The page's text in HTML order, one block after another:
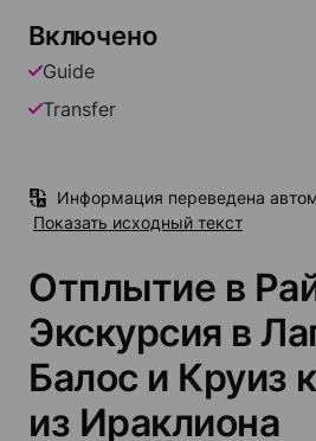
Включено
Guide
Transfer
Информация переведена
Показать исходный текст
Отплытие в
Экскурсия в
Балос и Круиз
из Ираклиона